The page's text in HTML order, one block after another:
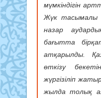
мүмкіндігін
Жүк тасымалы
назар
бағытта
атқарылды.
өткізу
жүргізіліп
жылда толық